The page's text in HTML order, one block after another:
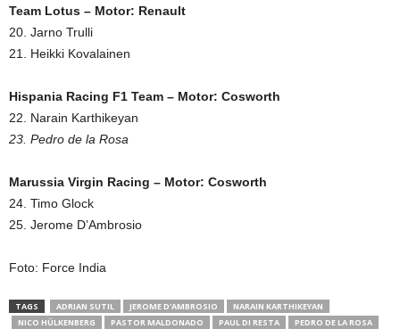
Team Lotus – Motor: Renault
20. Jarno Trulli
21. Heikki Kovalainen
Hispania Racing F1 Team – Motor: Cosworth
22. Narain Karthikeyan
23. Pedro de la Rosa
Marussia Virgin Racing – Motor: Cosworth
24. Timo Glock
25. Jerome D’Ambrosio
Foto: Force India
TAGS ADRIAN SUTIL JEROME D'AMBROSIO
NARAIN KARTHIKEYAN
NICO HÜLKENBERG
PASTOR MALDONADO PAUL DI RESTA
PEDRO DE LA ROSA